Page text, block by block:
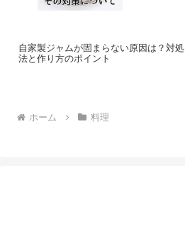
自家製ジャムが固まらない原因は？対処
法と作り方のポイント
ホーム 料理